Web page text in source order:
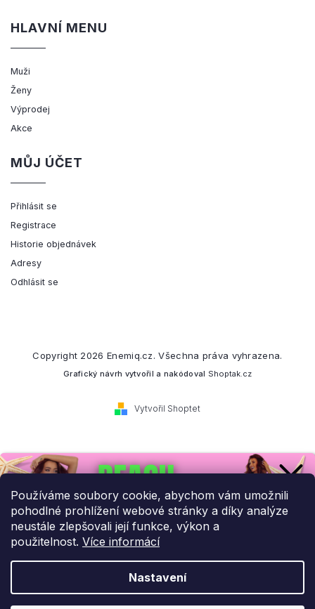
Používáme soubory cookie, abychom vám umožnili
pohodlné prohlížení webové stránky a díky analýze
neustále zlepšovali její funkce, výkon a
použitelnost. Více informácí
Nastavení
HLAVNÍ MENU
Muži
Ženy
Výprodej
Akce
MŮJ ÚČET
Přihlásit se
Registrace
Historie objednávek
Adresy
Odhlásit se
Vytvořil Shoptet
Copyright 2026 Enemiq.cz. Všechna práva vyhrazena.
Grafický návrh vytvořil a nakódoval Shoptak.cz
Přihlaste se k našemu
newsletteru.
Budeme vám posílat informace o našich novinkách a slevových
akcích.